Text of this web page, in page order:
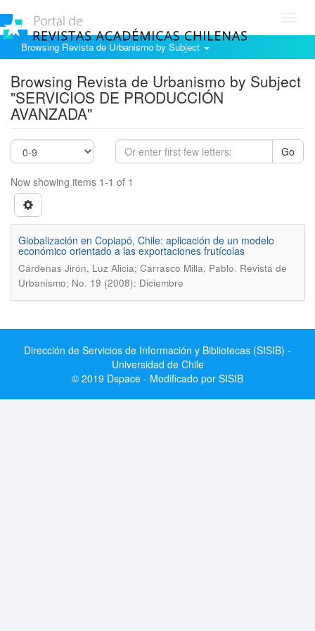
Browsing Revista de Urbanismo by Subject
Browsing Revista de Urbanismo by Subject
"SERVICIOS DE PRODUCCIÓN
AVANZADA"
Go
Now showing items 1-1 of 1
Globalización en Copiapó, Chile: aplicación de un modelo
económico orientado a las exportaciones frutícolas
Cárdenas Jirón, Luz Alicia; Carrasco Milla, Pablo. Revista de
Urbanismo; No. 19 (2008): Diciembre
Dirección de Servicios de Información y Bibliotecas (SISIB) -
Universidad de Chile
© 2019 Dspace - Modificado por SISIB